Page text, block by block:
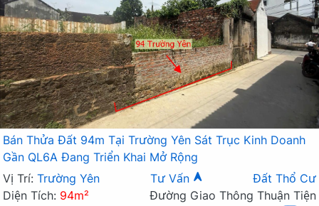
Bán Thửa Đất 94m Tại Trường Yên Sát Trục Kinh Doanh
Gần QL6A Đang Triển Khai Mở Rộng
Vị Trí: Trường Yên Tư Vấn
Đất Thổ Cư
Diện Tích: 94m²
Đường Giao Thông Thuận Tiện